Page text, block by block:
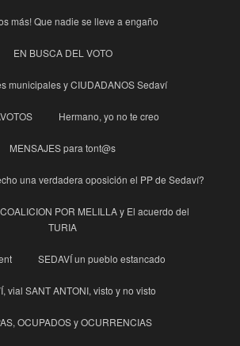
más! Que nadie se lleve a engaño
EN BUSCA DEL VOTO
municipales y CIUDADANOS Sedaví
Hermano, yo no te creo
MENSAJES para tont@s
una verdadera oposición el PP de Sedaví?
POR MELILLA y El acuerdo del
TURIA
SEDAVÍ un pueblo estancado
vial SANT ANTONI, visto y no visto
OCUPADOS y OCURRENCIAS